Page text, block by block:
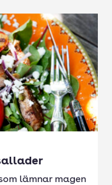
lämnar magen